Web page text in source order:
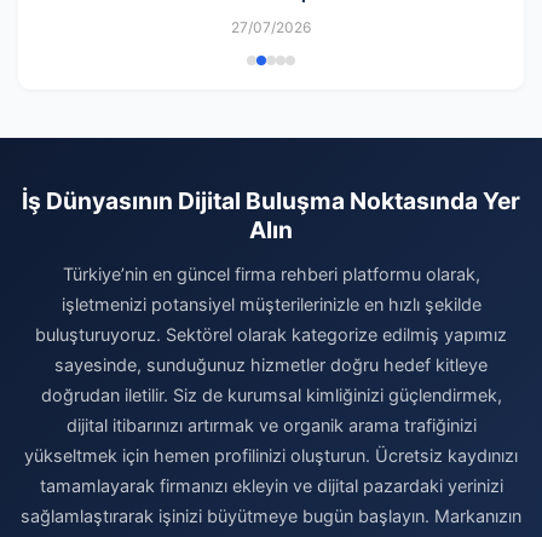
27/07/2026
İş Dünyasının Dijital Buluşma Noktasında Yer
Alın
Türkiye’nin en güncel firma rehberi platformu olarak,
işletmenizi potansiyel müşterilerinizle en hızlı şekilde
buluşturuyoruz. Sektörel olarak kategorize edilmiş yapımız
sayesinde, sunduğunuz hizmetler doğru hedef kitleye
doğrudan iletilir. Siz de kurumsal kimliğinizi güçlendirmek,
dijital itibarınızı artırmak ve organik arama trafiğinizi
yükseltmek için hemen profilinizi oluşturun. Ücretsiz kaydınızı
tamamlayarak firmanızı ekleyin ve dijital pazardaki yerinizi
sağlamlaştırarak işinizi büyütmeye bugün başlayın. Markanızın